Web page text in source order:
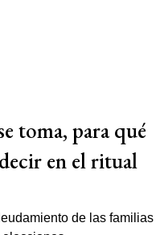
toma, para qué
en el ritual